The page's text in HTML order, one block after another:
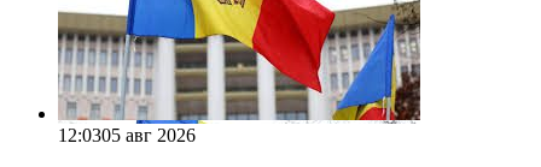
12:0305 авг 2026